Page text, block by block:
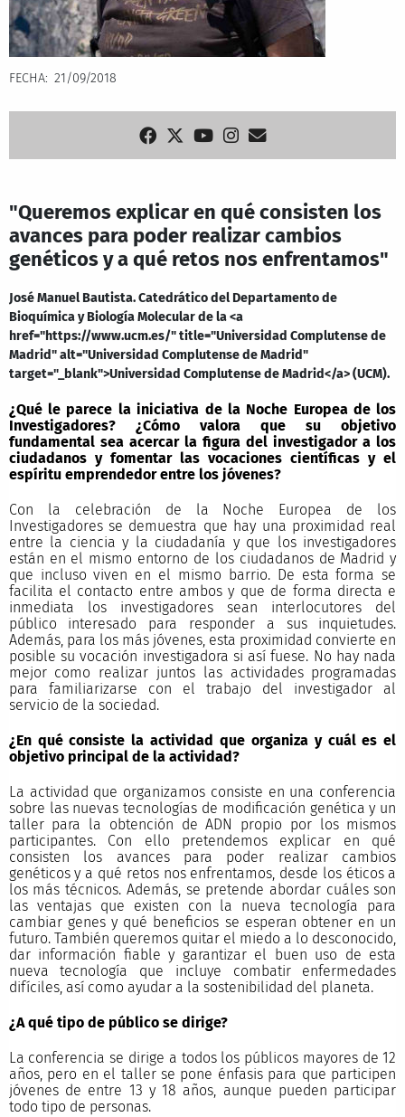
FECHA 21/09/2018
"Queremos explicar en qué consisten los
avances para poder realizar cambios
genéticos y a qué retos nos enfrentamos"
José Manuel Bautista. Catedrático del Departamento de
Bioquímica y Biología Molecular de la <a
href="https://www.ucm.es/" title="Universidad Complutense de
Madrid" alt="Universidad Complutense de Madrid"
target="_blank">Universidad Complutense de Madrid</a> (UCM).
¿Qué le parece la iniciativa de la Noche Europea de los
Investigadores? ¿Cómo valora que su objetivo
fundamental sea acercar la figura del investigador a los
ciudadanos y fomentar las vocaciones científicas y el
espíritu emprendedor entre los jóvenes?
Con la celebración de la Noche Europea de los
Investigadores se demuestra que hay una proximidad real
entre la ciencia y la ciudadanía y que los investigadores
están en el mismo entorno de los ciudadanos de Madrid y
que incluso viven en el mismo barrio. De esta forma se
facilita el contacto entre ambos y que de forma directa e
inmediata los investigadores sean interlocutores del
público interesado para responder a sus inquietudes.
Además, para los más jóvenes, esta proximidad convierte en
posible su vocación investigadora si así fuese. No hay nada
mejor como realizar juntos las actividades programadas
para familiarizarse con el trabajo del investigador al
servicio de la sociedad.
¿En qué consiste la actividad que organiza y cuál es el
objetivo principal de la actividad?
La actividad que organizamos consiste en una conferencia
sobre las nuevas tecnologías de modificación genética y un
taller para la obtención de ADN propio por los mismos
participantes. Con ello pretendemos explicar en qué
consisten los avances para poder realizar cambios
genéticos y a qué retos nos enfrentamos, desde los éticos a
los más técnicos. Además, se pretende abordar cuáles son
las ventajas que existen con la nueva tecnología para
cambiar genes y qué beneficios se esperan obtener en un
futuro. También queremos quitar el miedo a lo desconocido,
dar información fiable y garantizar el buen uso de esta
nueva tecnología que incluye combatir enfermedades
difíciles, así como ayudar a la sostenibilidad del planeta.
¿A qué tipo de público se dirige?
La conferencia se dirige a todos los públicos mayores de 12
años, pero en el taller se pone énfasis para que participen
jóvenes de entre 13 y 18 años, aunque pueden participar
todo tipo de personas.